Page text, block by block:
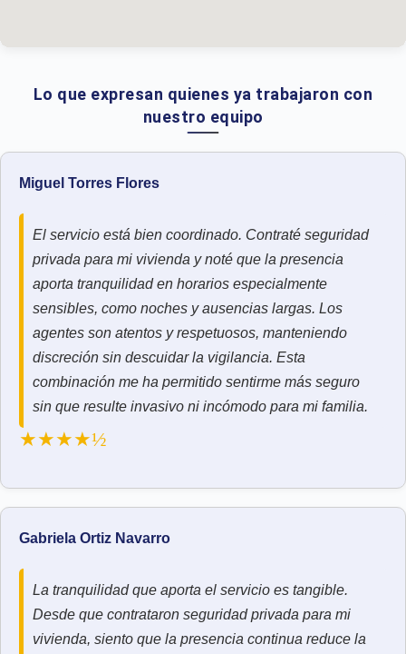
Lo que expresan quienes ya trabajaron con
nuestro equipo
Miguel Torres Flores
El servicio está bien coordinado. Contraté seguridad
privada para mi vivienda y noté que la presencia
aporta tranquilidad en horarios especialmente
sensibles, como noches y ausencias largas. Los
agentes son atentos y respetuosos, manteniendo
discreción sin descuidar la vigilancia. Esta
combinación me ha permitido sentirme más seguro
sin que resulte invasivo ni incómodo para mi familia.
★★★★½
Gabriela Ortiz Navarro
La tranquilidad que aporta el servicio es tangible.
Desde que contrataron seguridad privada para mi
vivienda, siento que la presencia continua reduce la